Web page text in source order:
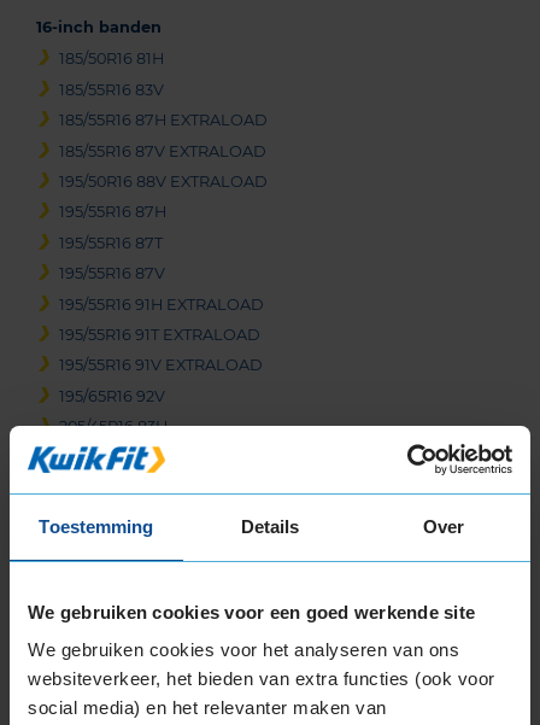
Toestemming Details Over
We gebruiken cookies voor een goed werkende site
We gebruiken cookies voor het analyseren van ons
websiteverkeer, het bieden van extra functies (ook voor
social media) en het relevanter maken van
16-inch banden
185/50R16 81H
185/55R16 83V
185/55R16 87H EXTRALOAD
185/55R16 87V EXTRALOAD
195/50R16 88V EXTRALOAD
195/55R16 87H
195/55R16 87T
195/55R16 87V
195/55R16 91H EXTRALOAD
195/55R16 91T EXTRALOAD
195/55R16 91V EXTRALOAD
195/65R16 92V
205/45R16 83H
205/45R16 83W
205/55R16 91V
205/55R16 94V EXTRALOAD
205/60R16 92H
205/60R16 92V
205/60R16 96H EXTRALOAD